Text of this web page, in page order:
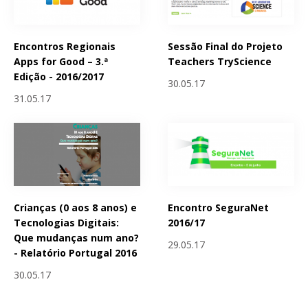
Encontros Regionais
Apps for Good – 3.ª
Edição - 2016/2017
31.05.17
Sessão Final do Projeto
Teachers TryScience
30.05.17
Crianças (0 aos 8 anos) e
Tecnologias Digitais:
Que mudanças num ano?
- Relatório Portugal 2016
30.05.17
Encontro SeguraNet
2016/17
29.05.17